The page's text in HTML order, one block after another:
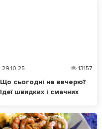
29.10.25 13157
Що сьогодні на вечерю?
Ідеї швидких і смачних